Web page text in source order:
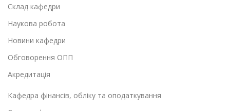
Склад кафедри
Наукова робота
Новини кафедри
Обговорення ОПП
Акредитація
Кафедра фінансів, обліку та оподаткування